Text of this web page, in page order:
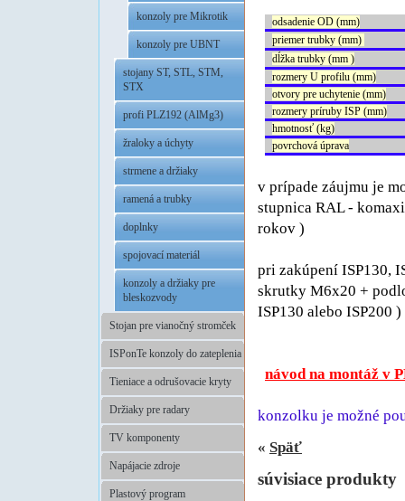
konzoly pre Mikrotik
konzoly pre UBNT
stojany ST, STL, STM,
STX
profi PLZ192 (AlMg3)
žraloky a úchyty
strmene a držiaky
ramená a trubky
doplnky
spojovací materiál
konzoly a držiaky pre
bleskozvody
Stojan pre vianočný stromček
ISPonTe konzoly do zateplenia
Tieniace a odrušovacie kryty
Držiaky pre radary
TV komponenty
Napájacie zdroje
Plastový program
odsadenie OD (mm)
priemer trubky(mm)
dĺžka trubky (mm )
rozmery U profilu(mm)
otvory pre uchytenie (mm)
rozmery príruby ISP (mm)
hmotnosť (kg)
povrchová úprava
v prípade záujmu je
stupnica RAL -
rokov )
pri zakúpení ISP130,
skrutky M6x20 +
ISP130 alebo ISP200 )
návod na montáž v
konzolku je možné
« Späť
súvisiace produkty